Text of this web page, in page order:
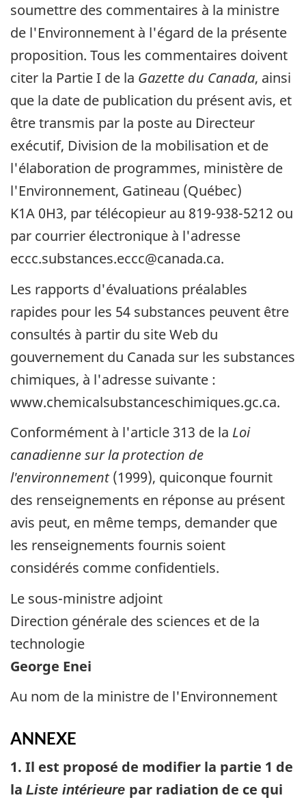
soumettre des commentaires à la ministre
de l'Environnement à l'égard de la présente
proposition. Tous les commentaires doivent
citer la Partie I de la Gazette du Canada, ainsi
que la date de publication du présent avis, et
être transmis par la poste au Directeur
exécutif, Division de la mobilisation et de
l'élaboration de programmes, ministère de
l'Environnement, Gatineau (Québec)
K1A 0H3, par télécopieur au 819-938-5212 ou
par courrier électronique à l'adresse
eccc.substances.eccc@canada.ca.
Les rapports d'évaluations préalables
rapides pour les 54 substances peuvent être
consultés à partir du site Web du
gouvernement du Canada sur les substances
chimiques, à l'adresse suivante :
www.chemicalsubstanceschimiques.gc.ca.
Conformément à l'article 313 de la Loi
canadienne sur la protection de
l'environnement(1999), quiconque fournit
des renseignements en réponse au présent
avis peut, en même temps, demander que
les renseignements fournis soient
considérés comme confidentiels.
Le sous-ministre adjoint
Direction générale des sciences et de la
technologie
George Enei
Au nom de la ministre de l'Environnement
ANNEXE
1. Il est proposé de modifier la partie 1 de
la Liste intérieure par radiation de ce qui